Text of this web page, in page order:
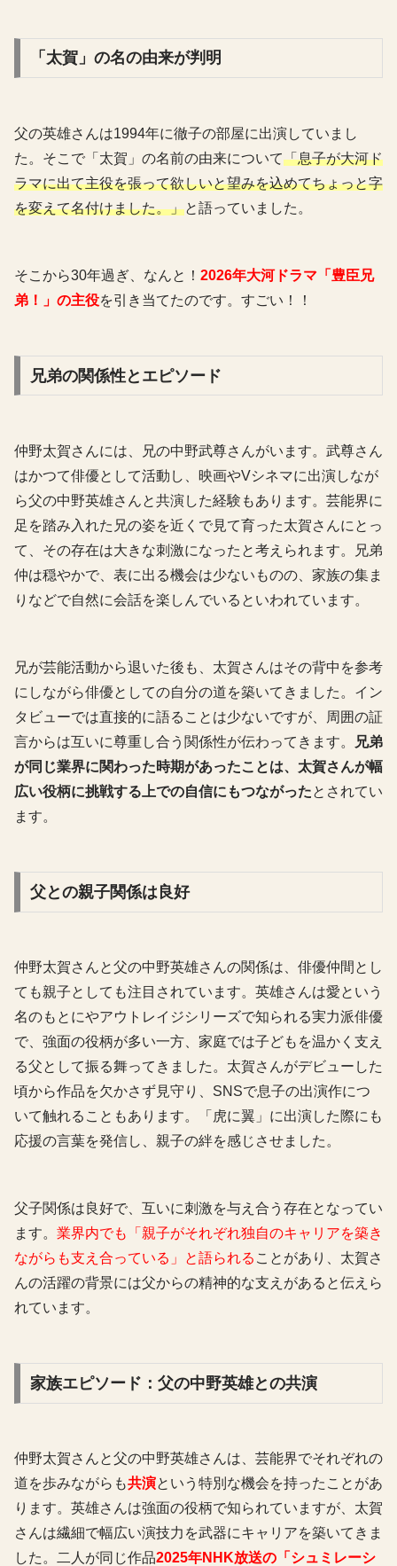
「太賀」の名の由来が判明
父の英雄さんは1994年に徹子の部屋に出演していまし
た。そこで「太賀」の名前の由来について「息子が大河ド
ラマに出て主役を張って欲しいと望みを込めてちょっと字
を変えて名付けました。」と語っていました。
そこから30年過ぎ、なんと！ 2026年大河ドラマ「豊臣兄
弟！」の主役を引き当てたのです。すごい！！
兄弟の関係性とエピソード
仲野太賀さんには、兄の中野武尊さんがいます。武尊さん
はかつて俳優として活動し、映画やVシネマに出演しなが
ら父の中野英雄さんと共演した経験もあります。芸能界に
足を踏み入れた兄の姿を近くで見て育った太賀さんにとっ
て、その存在は大きな刺激になったと考えられます。兄弟
仲は穏やかで、表に出る機会は少ないものの、家族の集ま
りなどで自然に会話を楽しんでいるといわれています。
兄が芸能活動から退いた後も、太賀さんはその背中を参考
にしながら俳優としての自分の道を築いてきました。イン
タビューでは直接的に語ることは少ないですが、周囲の証
言からは互いに尊重し合う関係性が伝わってきます。
兄弟
が同じ業界に関わった時期があったことは、太賀さんが幅
広い役柄に挑戦する上での自信にもつながったとされてい
ます。
父との親子関係は良好
仲野太賀さんと父の中野英雄さんの関係は、俳優仲間とし
ても親子としても注目されています。英雄さんは愛という
名のもとにやアウトレイジシリーズで知られる実力派俳優
で、強面の役柄が多い一方、家庭では子どもを温かく支え
る父として振る舞ってきました。太賀さんがデビューした
頃から作品を欠かさず見守り、SNSで息子の出演作につ
いて触れることもあります。「虎に翼」に出演した際にも
応援の言葉を発信し、親子の絆を感じさせました。
父子関係は良好で、互いに刺激を与え合う存在となってい
ます。 業界内でも「親子がそれぞれ独自のキャリアを築き
ながらも支え合っている」と語られる ことがあり、太賀さ
んの活躍の背景には父からの精神的な支えがあると伝えら
れています。
家族エピソード：父の中野英雄との共演
仲野太賀さんと父の中野英雄さんは、芸能界でそれぞれの
道を歩みながらも共演という特別な機会を持ったことがあ
ります。英雄さんは強面の役柄で知られていますが、太賀
さんは繊細で幅広い演技力を武器にキャリアを築いてきま
した。二人が同じ作品2025年NHK放送の「シュミレーシ